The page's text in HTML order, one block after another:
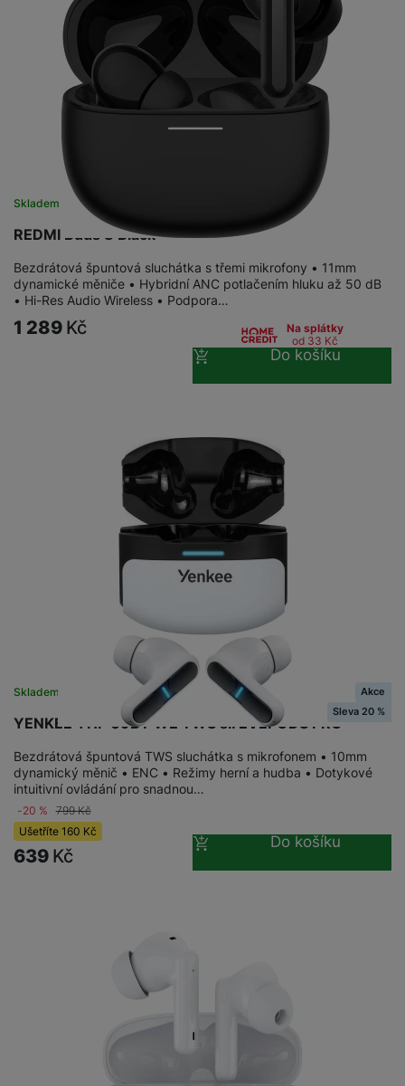
REDMI Buds 8 Black
Skladem na 1 prodejně
Bezdrátová špuntová sluchátka s třemi mikrofony • 11mm
dynamické měniče • Hybridní ANC potlačením hluku až 50 dB
• Hi-Res Audio Wireless • Podpora…
1 289 Kč
Na splátky
od 33 Kč
Do košíku
YENKEE YHP 09BT WE TWS sl. EVEPODS PRO
Skladem
Akce
Sleva 20 %
Bezdrátová špuntová TWS sluchátka s mikrofonem • 10mm
dynamický měnič • ENC • Režimy herní a hudba • Dotykové
intuitivní ovládání pro snadnou…
-20 % 799Kč
Ušetříte 160 Kč
639 Kč
Do košíku